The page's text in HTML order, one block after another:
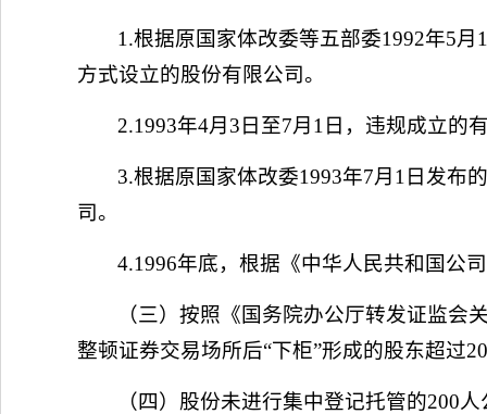
1.根据原国家体改委等五部委1992年5
方式设立的股份有限公司。
2.1993年4月3日至7月1日，违规成立的
3.根据原国家体改委1993年7月1日发布
司。
4.1996年底，根据《中华人民共和国公
（三）按照《国务院办公厅转发证监
整顿证券交易场所后“下柜”形成的股东超过
（四）股份未进行集中登记托管的200